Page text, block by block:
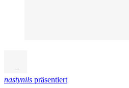
nastynils präsentiert